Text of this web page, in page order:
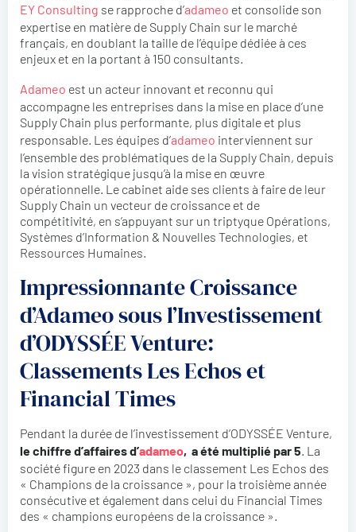
EY Consulting se rapproche d’adameo et consolide son
expertise en matière de Supply Chain sur le marché
français, en doublant la taille de l’équipe dédiée à ces
enjeux et en la portant à 150 consultants.
Adameo est un acteur innovant et reconnu qui
accompagne les entreprises dans la mise en place d’une
Supply Chain plus performante, plus digitale et plus
responsable. Les équipes d’adameo interviennent sur
l’ensemble des problématiques de la Supply Chain, depuis
la vision stratégique jusqu’à la mise en œuvre
opérationnelle. Le cabinet aide ses clients à faire de leur
Supply Chain un vecteur de croissance et de
compétitivité, en s’appuyant sur un triptyque Opérations,
Systèmes d’Information & Nouvelles Technologies, et
Ressources Humaines.
Impressionnante Croissance
d’Adameo sous l’Investissement
d’ODYSSÉE Venture:
Classements Les Echos et
Financial Times
Pendant la durée de l’investissement d’ODYSSÉE Venture,
le chiffre d’affaires d’adameo, a été multiplié par 5. La
société figure en 2023 dans le classement Les Echos des
« Champions de la croissance », pour la troisième année
consécutive et également dans celui du Financial Times
des « champions européens de la croissance ».